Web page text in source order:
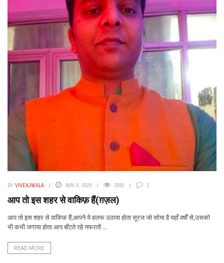
BY VIVEKJWALA MAY 6, 2020 2082 3
आप तो इस शहर से वाकिफ़ हैं(ग़ज़ल)
आप तो इस शहर से वाकिफ़ हैं,आपने ये हलफ उठाया होता सूरज जो सोया है यहाँ वर्षों से,उसको
भी कभी जगाया होता आप बाँटते रहे नफरतों ...
READ MORE